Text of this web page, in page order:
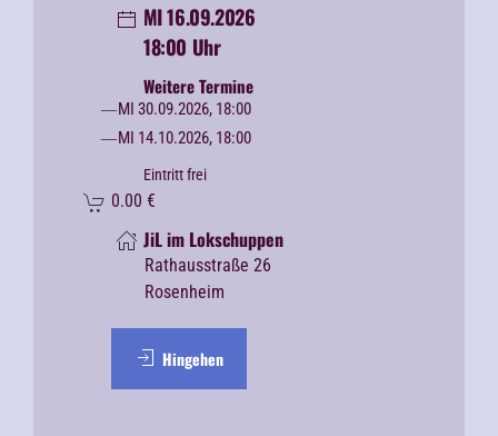
MI 16.09.2026
18:00 Uhr
Weitere Termine
MI 30.09.2026, 18:00
MI 14.10.2026, 18:00
Eintritt frei
0.00 €
JiL im Lokschuppen
Rathausstraße 26
Rosenheim
Hingehen